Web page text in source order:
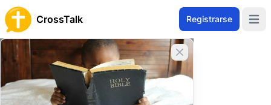
CrossTalk Registrarse
Cerrar banner
Inicio
Archivo de Preguntas
Conceptos Teológicos
Soteriología